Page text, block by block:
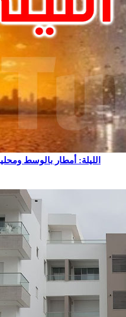
الليلة: أمطار بالوسط ومحليا